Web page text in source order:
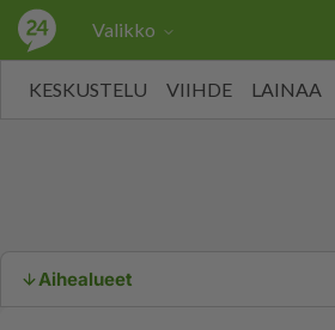
Valikko
KESKUSTELU VIIHDE LAINAA
Aihealueet